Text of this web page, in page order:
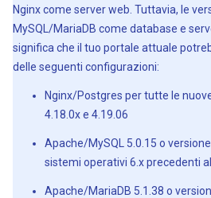
Nginx come server web. Tuttavia, le
MySQL/MariaDB come database e
significa che il tuo portale attuale
delle seguenti configurazioni:
Nginx/Postgres per tutte le
4.18.0x e 4.19.06
Apache/MySQL 5.0.15 o
sistemi operativi 6.x precedenti
Apache/MariaDB 5.1.38 o